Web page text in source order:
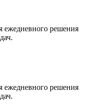
ежедневного решения
ежедневного решения